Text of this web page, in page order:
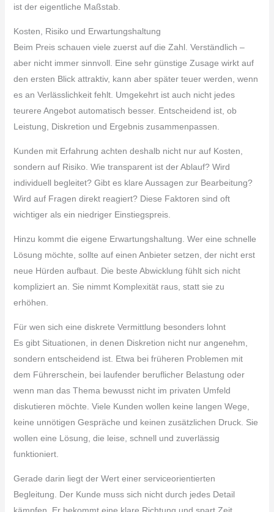
ist der eigentliche Maßstab.
Kosten, Risiko und Erwartungshaltung
Beim Preis schauen viele zuerst auf die Zahl. Verständlich –
aber nicht immer sinnvoll. Eine sehr günstige Zusage wirkt auf
den ersten Blick attraktiv, kann aber später teuer werden, wenn
es an Verlässlichkeit fehlt. Umgekehrt ist auch nicht jedes
teurere Angebot automatisch besser. Entscheidend ist, ob
Leistung, Diskretion und Ergebnis zusammenpassen.
Kunden mit Erfahrung achten deshalb nicht nur auf Kosten,
sondern auf Risiko. Wie transparent ist der Ablauf? Wird
individuell begleitet? Gibt es klare Aussagen zur Bearbeitung?
Wird auf Fragen direkt reagiert? Diese Faktoren sind oft
wichtiger als ein niedriger Einstiegspreis.
Hinzu kommt die eigene Erwartungshaltung. Wer eine schnelle
Lösung möchte, sollte auf einen Anbieter setzen, der nicht erst
neue Hürden aufbaut. Die beste Abwicklung fühlt sich nicht
kompliziert an. Sie nimmt Komplexität raus, statt sie zu
erhöhen.
Für wen sich eine diskrete Vermittlung besonders lohnt
Es gibt Situationen, in denen Diskretion nicht nur angenehm,
sondern entscheidend ist. Etwa bei früheren Problemen mit
dem Führerschein, bei laufender beruflicher Belastung oder
wenn man das Thema bewusst nicht im privaten Umfeld
diskutieren möchte. Viele Kunden wollen keine langen Wege,
keine unnötigen Gespräche und keinen zusätzlichen Druck. Sie
wollen eine Lösung, die leise, schnell und zuverlässig
funktioniert.
Gerade darin liegt der Wert einer serviceorientierten
Begleitung. Der Kunde muss sich nicht durch jedes Detail